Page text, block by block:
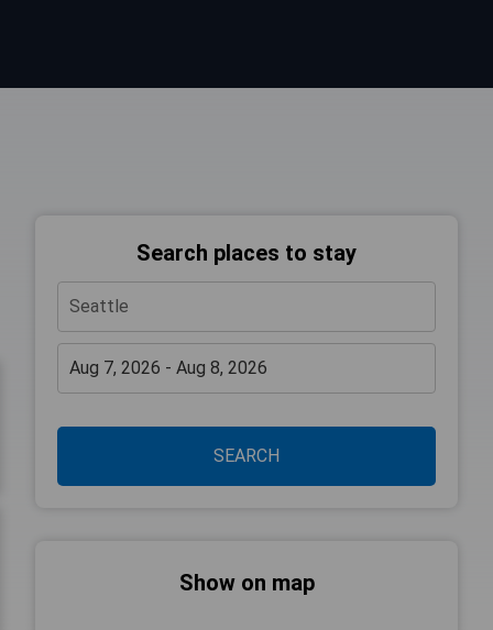
Search places to stay
SEARCH
Show on map